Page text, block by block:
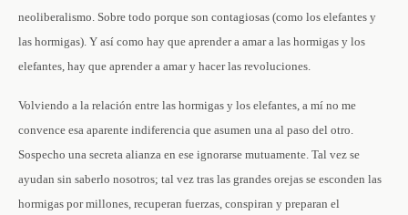
neoliberalismo. Sobre todo porque son contagiosas (como los elefantes y
las hormigas). Y así como hay que aprender a amar a las hormigas y los
elefantes, hay que aprender a amar y hacer las revoluciones.
Volviendo a la relación entre las hormigas y los elefantes, a mí no me
convence esa aparente indiferencia que asumen una al paso del otro.
Sospecho una secreta alianza en ese ignorarse mutuamente. Tal vez se
ayudan sin saberlo nosotros; tal vez tras las grandes orejas se esconden las
hormigas por millones, recuperan fuerzas, conspiran y preparan el